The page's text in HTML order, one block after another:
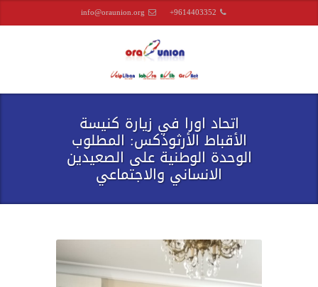
info@oraunion.org +9614403352
اتحاد اورا في زيارة كنيسة
الأقباط الأرثوذكس: المطلوب
الوحدة الوطنية على الصعيدين
الانساني والاجتماعي